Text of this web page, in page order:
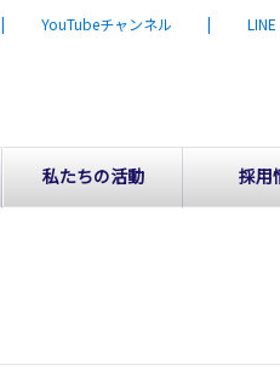
私たちの活動 採用
| YouTubeチャンネル | LINE